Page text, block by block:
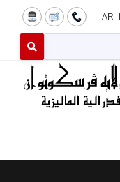
AR
for results.